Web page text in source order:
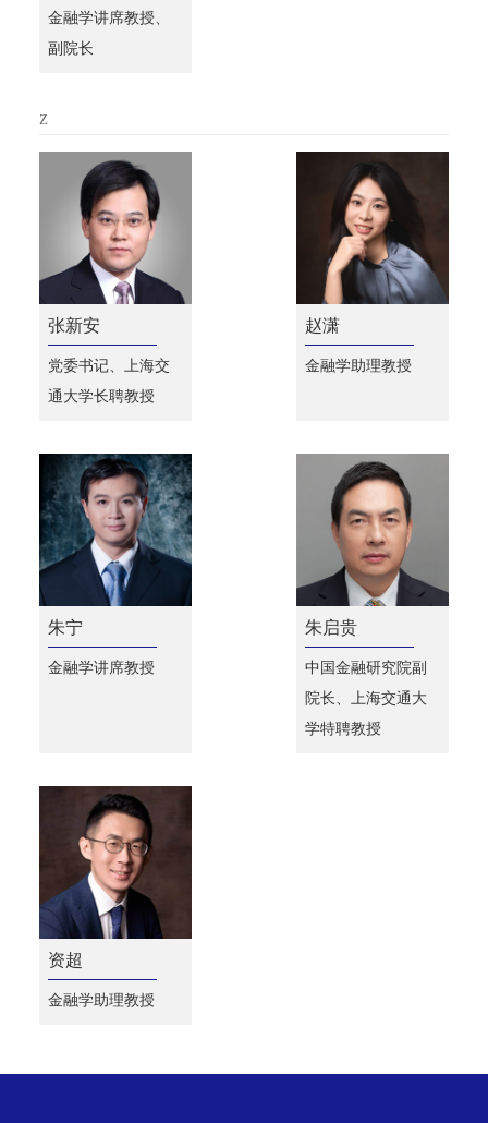
金融学讲席教授、
副院长
Z
张新安
党委书记、上海交
通大学长聘教授
赵潇
金融学助理教授
朱宁
金融学讲席教授
朱启贵
中国金融研究院副
院长、上海交通大
学特聘教授
资超
金融学助理教授